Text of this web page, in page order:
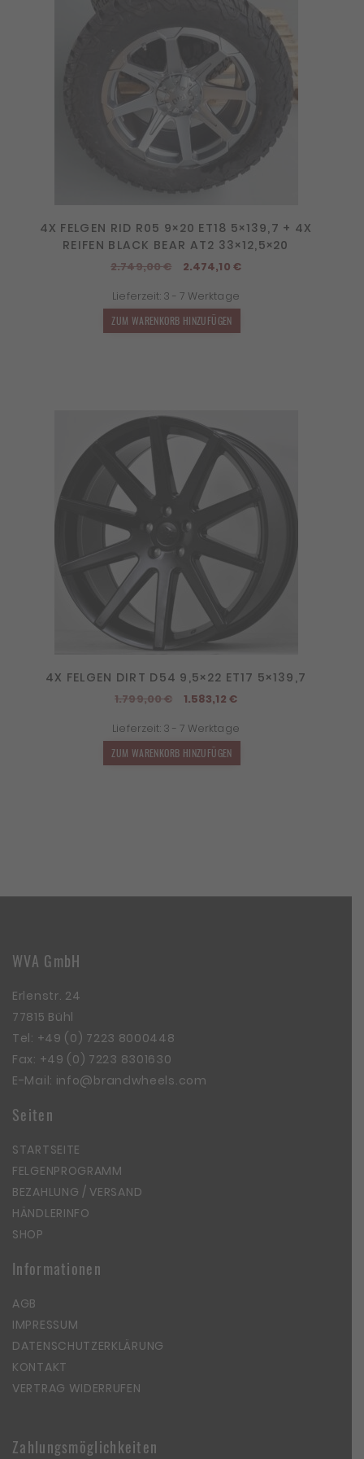
4X FELGEN RID R05 9×20 ET18 5×139,7 + 4X
REIFEN BLACK BEAR AT2 33×12,5×20
2.749,00€
Ursprünglicher
war:
2.749,00 €
2.474,10 €Aktueller
Lieferzeit: 3 - 7 Werktage
ZUM WARENKORB HINZUFÜGEN
4X FELGEN DIRT D54 9,5×22 ET17 5×139,7
1.799,00€
Ursprünglicher
war:
1.799,00 €
1.583,12 €Aktueller
ist:
Lieferzeit: 3 - 7 Werktage
ZUM WARENKORB HINZUFÜGEN
WVA GmbH
Erlenstr. 24
77815 Bühl
Tel: +49 (0) 7223 8000448
Fax: +49 (0) 7223 8301630
E-Mail: info@brandwheels.com
Seiten
STARTSEITE
FELGENPROGRAMM
BEZAHLUNG / VERSAND
HÄNDLERINFO
SHOP
Informationen
AGB
IMPRESSUM
DATENSCHUTZERKLÄRUNG
KONTAKT
VERTRAG WIDERRUFEN
Zahlungsmöglichkeiten